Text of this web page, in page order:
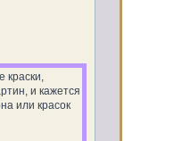
краски,
и кажется
или красок